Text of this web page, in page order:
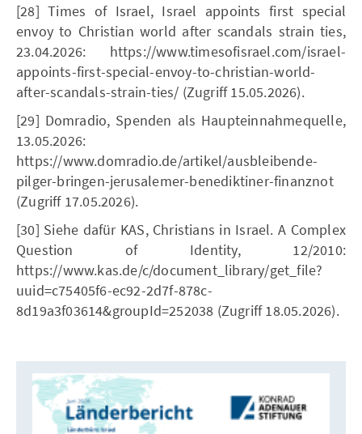
[28] Times of Israel, Israel appoints first special
envoy to Christian world after scandals strain ties,
23.04.2026: https://www.timesofisrael.com/israel-
appoints-first-special-envoy-to-christian-world-
after-scandals-strain-ties/ (Zugriff 15.05.2026).
[29] Domradio, Spenden als Haupteinnahmequelle,
13.05.2026:
https://www.domradio.de/artikel/ausbleibende-
pilger-bringen-jerusalemer-benediktiner-finanznot
(Zugriff 17.05.2026).
[30] Siehe dafür KAS, Christians in Israel. A Complex
Question of Identity, 12/2010:
https://www.kas.de/c/document_library/get_file?
uuid=c75405f6-ec92-2d7f-878c-
8d19a3f03614&groupId=252038 (Zugriff 18.05.2026).